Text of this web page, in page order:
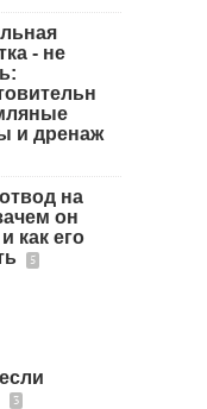
- не
и дренаж
на
он
как его
5
3